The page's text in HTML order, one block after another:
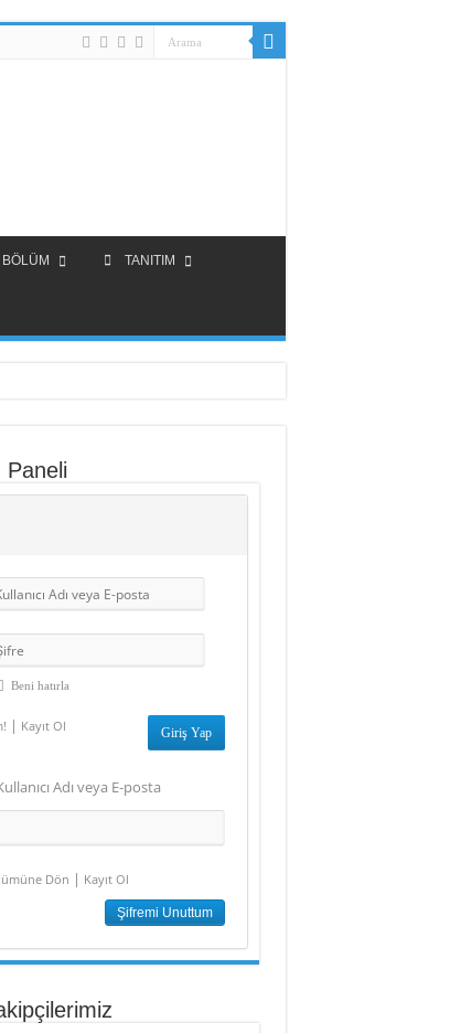
TANITIM
Paneli
Beni hatırla
| Kayıt Ol
Adı veya E-posta
Dön | Kayıt Ol